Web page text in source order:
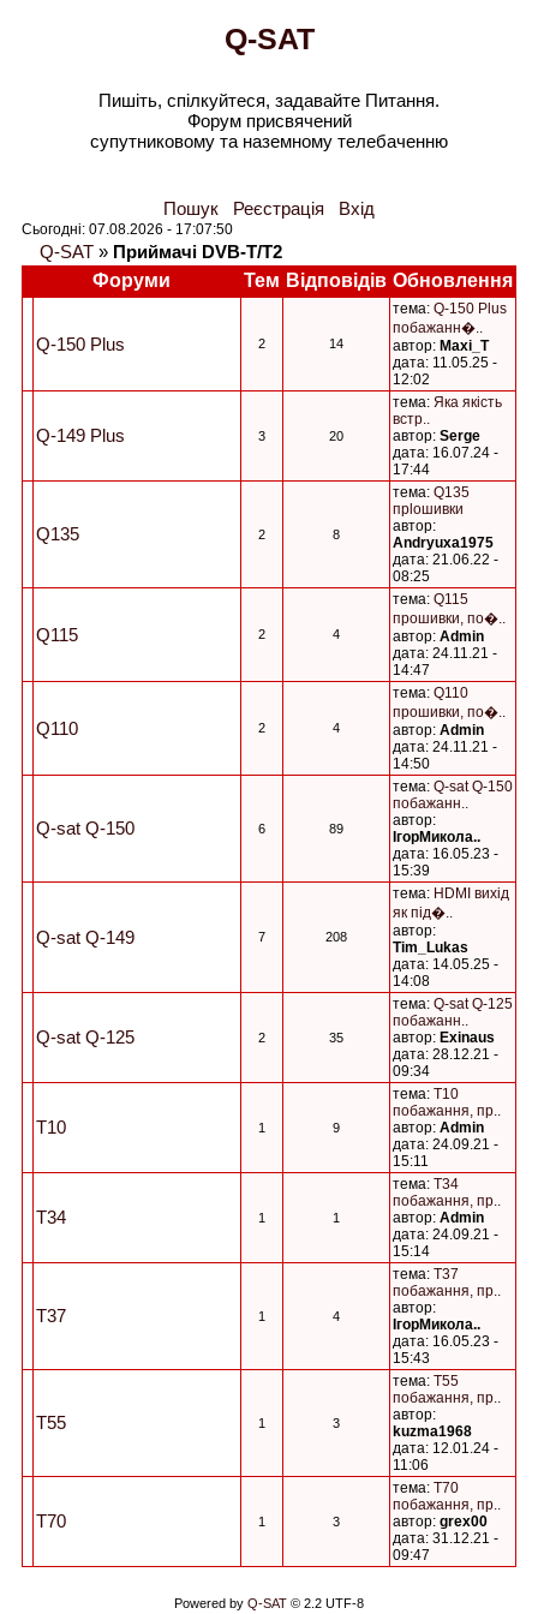
Q-SAT
Пишіть, спілкуйтеся, задавайте Питання.
Форум присвячений
супутниковому та наземному телебаченню
Пошук Реєстрація Вхід
Сьогодні: 07.08.2026 - 17:07:50
Q-SAT » Приймачі DVB-Т/Т2
Форуми
Тем Відповідів Обновлення
Q-150 Plus 2 14
тема: Q-150 Plus
побажанн�..
автор: Maxi_T
дата: 11.05.25 -
12:02
Q-149 Plus 3 20
тема: Яка якість
встр..
автор: Serge
дата: 16.07.24 -
17:44
Q135 2 8
тема: Q135
прlошивки
автор:
Andryuxa1975
дата: 21.06.22 -
08:25
Q115 2 4
тема: Q115
прошивки, по�..
автор: Admin
дата: 24.11.21 -
14:47
Q110 2 4
тема: Q110
прошивки, по�..
автор: Admin
дата: 24.11.21 -
14:50
Q-sat Q-150 6 89
тема: Q-sat Q-150
побажанн..
автор:
ІгорМикола..
дата: 16.05.23 -
15:39
Q-sat Q-149 7 208
тема: HDMI вихід
як під�..
автор:
Tim_Lukas
дата: 14.05.25 -
14:08
Q-sat Q-125 2 35
тема: Q-sat Q-125
побажанн..
автор: Exinaus
дата: 28.12.21 -
09:34
T10 1 9
тема: T10
побажання, пр..
автор: Admin
дата: 24.09.21 -
15:11
T34 1 1
тема: T34
побажання, пр..
автор: Admin
дата: 24.09.21 -
15:14
T37 1 4
тема: T37
побажання, пр..
автор:
ІгорМикола..
дата: 16.05.23 -
15:43
T55 1 3
тема: T55
побажання, пр..
автор:
kuzma1968
дата: 12.01.24 -
11:06
T70 1 3
тема: T70
побажання, пр..
автор: grex00
дата: 31.12.21 -
09:47
Powered by Q-SAT © 2.2 UTF-8